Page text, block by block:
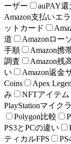
ーザー
auPAY
Amazon支払いエ
ットカード
道
Amazonロー
手順
Amazon携
調査
Amazon残
い
Amazon返金
Coins
Apex
み
NFTアイテム
PlayStationマイクラ
Polygon比較
PS3とPCの違い
ティカルFPS